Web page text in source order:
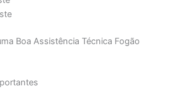
Boa Assistência Técnica Fogão